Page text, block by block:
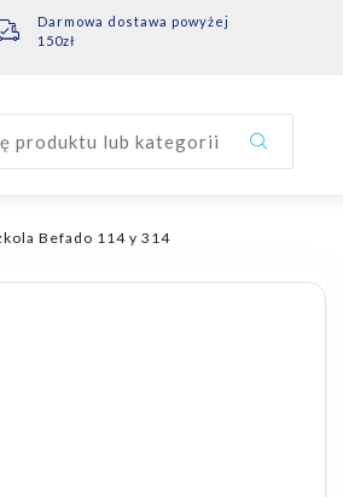
Darmowa dostawa powyżej
150zł
produktu lub kategorii
Befado 114 y 314